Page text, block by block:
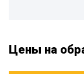
Цены на